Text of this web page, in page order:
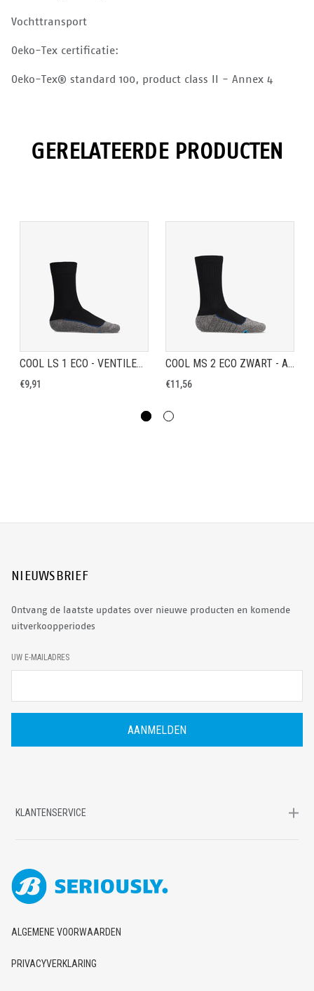
Vochttransport
Oeko-Tex certificatie:
Oeko-Tex® standard 100, product class II - Annex 4
GERELATEERDE PRODUCTEN
COOL LS 1 ECO - VENTILERENDE WERKSOK
€9,91
COOL MS 2 ECO ZWART - ANTI-GEUR WERKSOK
€11,56
NIEUWSBRIEF
Ontvang de laatste updates over nieuwe producten en komende
uitverkoopperiodes
E
-
M
A
D
UW E-MAILADRES
KLANTENSERVICE
ALGEMENE VOORWAARDEN
PRIVACYVERKLARING